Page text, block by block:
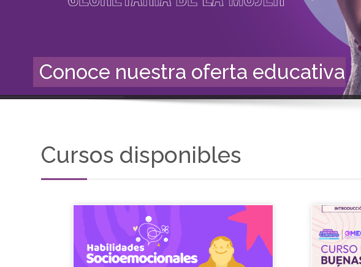
Conoce nuestra oferta educativa
Cursos disponibles